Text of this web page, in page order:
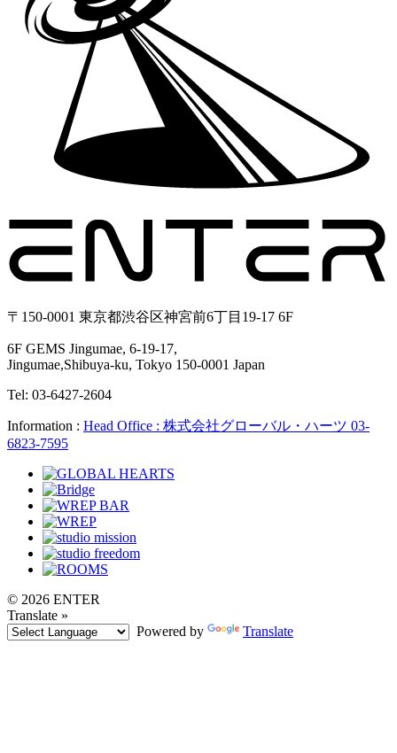
〒150-0001 東京都渋谷区神宮前6丁目19-17 6F
6F GEMS Jingumae, 6-19-17,
Jingumae,Shibuya-ku, Tokyo 150-0001 Japan
Tel: 03-6427-2604
Information : Head Office : 株式会社グローバル・ハーツ 03-
6823-7595
© 2026 ENTER
Translate »
Powered by
Translate